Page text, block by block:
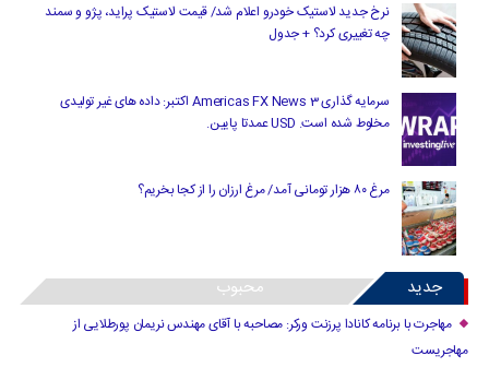
نرخ جدید لاستیک خودرو اعلام شد/ قیمت لاستیک پراید، پژو و سمند
چه تغییری کرد؟ + جدول
سرمایه گذاری Americas FX News 3 اکتبر: داده های غیر تولیدی
مخلوط شده است. USD عمدتا پایین.
مرغ ۸۰ هزار تومانی آمد/ مرغ ارزان را از کجا بخریم؟
جدید محبوب
مهاجرت با برنامه کانادا پرزنت ورکر: مصاحبه با آقای مهندس نریمان پورطلایی از
مهاجریست